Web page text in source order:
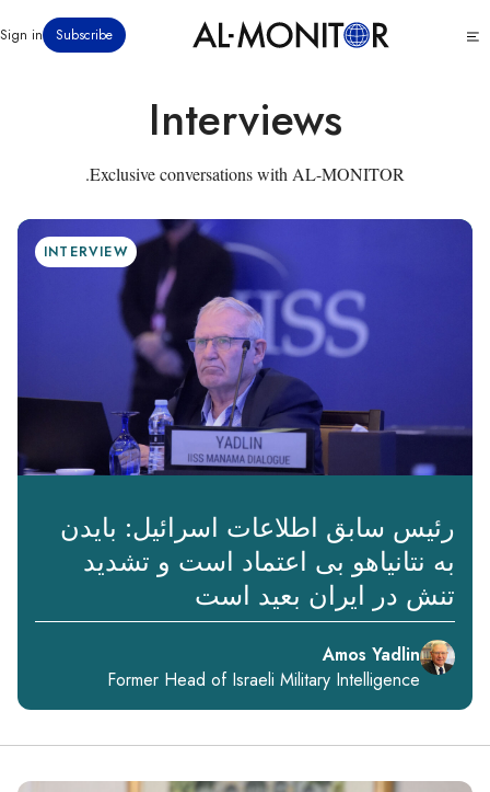
به
Subscribe
Sign in
Interviews
Exclusive conversations with AL-MONITOR.
INTERVIEW
رئیس سابق اطلاعات اسرائیل: بایدن
به نتانیاهو بی اعتماد است و تشدید
تنش در ایران بعید است
Amos Yadlin
Former Head of Israeli Military Intelligence